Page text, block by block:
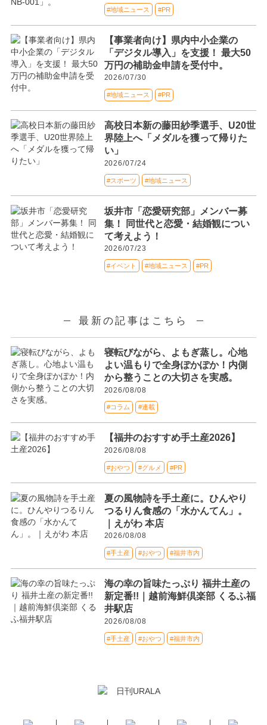
#地域ニュース #PR
【事業者向け】県内中小企業の
「デジタル導入」を支援！ 最大50
万円の補助金申請を受付中。
2026/07/30
#地域ニュース #PR
高校日本新の藤田紗季選手、U20世
界陸上へ「メダルを獲って帰りた
い」
2026/07/24
#スポーツ #地域ニュース
坂井市「恋愛研究部」メンバー募
集！ 同世代と恋愛・結婚観につい
て考えよう！
2026/07/23
#イベント #地域ニュース #PR
最新の記事はこちら
寝転びながら、よもぎ蒸し。心地
よい温もりで全身ぽかぽか！内側
から整うことの大切さを実感。
2026/08/08
#コラム #連載
【福井のおすすめ手土産2026】
2026/08/08
#おやつ #グルメ #PR
夏の風物詩を手土産に。ひんやり
つるりん食感の「水かんてん」。
｜えがわ 本店
2026/08/08
#手土産 #おやつ #福井市内
海の幸の旨味たっぷり 福井土産の
新定番!!｜越前海鮮倶楽部 くるふ福
井駅店
2026/08/08
#手土産 #おやつ #福井市内